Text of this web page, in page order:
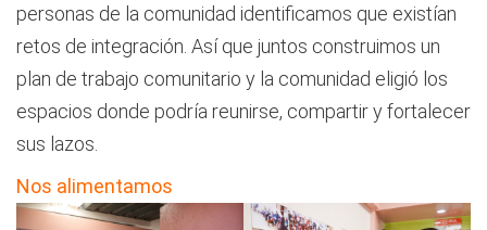
personas de la comunidad identificamos que existían
retos de integración. Así que juntos construimos un
plan de trabajo comunitario y la comunidad eligió los
espacios donde podría reunirse, compartir y fortalecer
sus lazos.
Nos alimentamos